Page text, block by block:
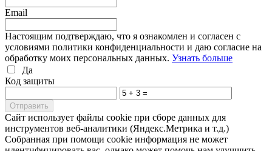
Email
Настоящим подтверждаю, что я ознакомлен и согласен с
условиями политики конфиденциальности и даю согласие на
обработку моих персональных данных. Узнать больше
Да
Код защиты
Cайт использует файлы cookie при сборе данных для
инструментов веб-аналитики (Яндекс.Метрика и т.д.)
Собранная при помощи cookie информация не может